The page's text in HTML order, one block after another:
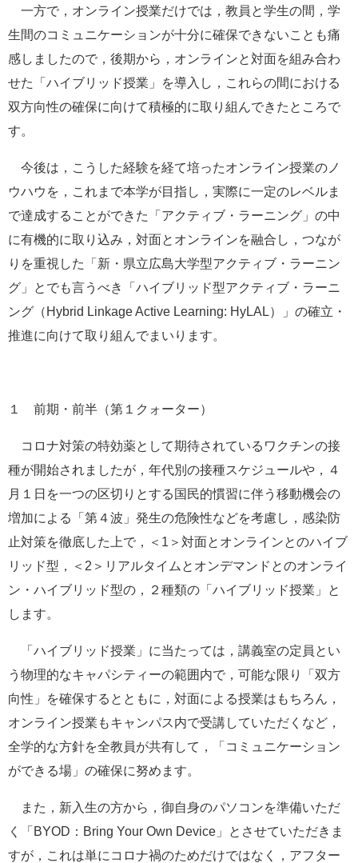
一方で，オンライン授業だけでは，教員と学生の間，学
生間のコミュニケーションが十分に確保できないことも痛
感しましたので，後期から，オンラインと対面を組み合わ
せた「ハイブリッド授業」を導入し，これらの間における
双方向性の確保に向けて積極的に取り組んできたところで
す。
今後は，こうした経験を経て培ったオンライン授業のノ
ウハウを，これまで本学が目指し，実際に一定のレベルま
で達成することができた「アクティブ・ラーニング」の中
に有機的に取り込み，対面とオンラインを融合し，つなが
りを重視した「新・県立広島大学型アクティブ・ラーニン
グ」とでも言うべき「ハイブリッド型アクティブ・ラーニ
ング（Hybrid Linkage Active Learning: HyLAL）」の確立・
推進に向けて取り組んでまいります。
１ 前期・前半（第１クォーター）
コロナ対策の特効薬として期待されているワクチンの接
種が開始されましたが，年代別の接種スケジュールや，４
月１日を一つの区切りとする国民的慣習に伴う移動機会の
増加による「第４波」発生の危険性などを考慮し，感染防
止対策を徹底した上で，＜1＞対面とオンラインとのハイブ
リッド型，＜2＞リアルタイムとオンデマンドとのオンライ
ン・ハイブリッド型の，２種類の「ハイブリッド授業」と
します。
「ハイブリッド授業」に当たっては，講義室の定員とい
う物理的なキャパシティーの範囲内で，可能な限り「双方
向性」を確保するとともに，対面による授業はもちろん，
オンライン授業もキャンパス内で受講していただくなど，
全学的な方針を全教員が共有して，「コミュニケーション
ができる場」の確保に努めます。
また，新入生の方から，御自身のパソコンを準備いただ
く「BYOD：Bring Your Own Device」とさせていただきま
すが，これは単にコロナ禍のためだけではなく，アフター